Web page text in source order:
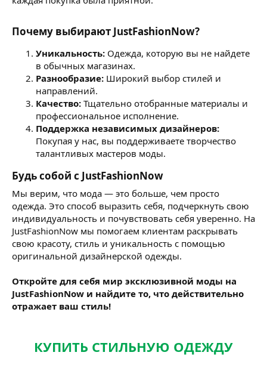
Почему выбирают JustFashionNow?
Уникальность: Одежда, которую вы не найдете
в обычных магазинах.
Разнообразие: Широкий выбор стилей и
направлений.
Качество: Тщательно отобранные материалы и
профессиональное исполнение.
Поддержка независимых дизайнеров:
Покупая у нас, вы поддерживаете творчество
талантливых мастеров моды.
Будь собой с JustFashionNow
Мы верим, что мода — это больше, чем просто
одежда. Это способ выразить себя, подчеркнуть свою
индивидуальность и почувствовать себя уверенно. На
JustFashionNow мы помогаем клиентам раскрывать
свою красоту, стиль и уникальность с помощью
оригинальной дизайнерской одежды.
Откройте для себя мир эксклюзивной моды на
JustFashionNow и найдите то, что действительно
отражает ваш стиль!
КУПИТЬ СТИЛЬНУЮ ОДЕЖДУ